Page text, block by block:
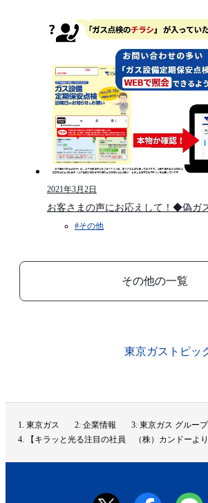
2021年3月2日
お客さまの声にお応えして！◆偽ガ
#その他
その他の一覧
東京ガストピッ
東京ガス 企業情報
東京ガス グルー
【キラッと光る注目の社員 （株）カンドーより